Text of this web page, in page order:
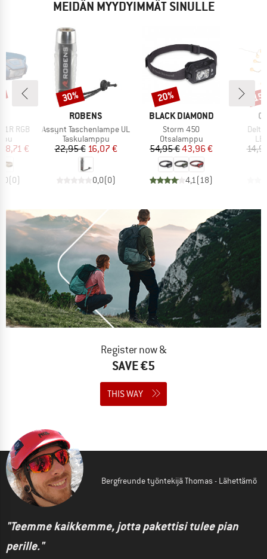
MEIDÄN MYYDYIMMÄT SINULLE
RGB
hinta
48,71 €
(0)
MERKKI
ROBENS
Tuote
Assynt Taschenlampe UL
Tuoteryhmä
Taskulamppu
Hinta
22,95 €Alennettu hinta
16,07 €
0,0(0)
Alennus
30%
MERKKI
BLACK DIAMOND
Tuote
Storm 450
Tuoteryhmä
Otsalamppu
Hinta
54,95 €Alennettu hinta
43,96 €
4,1( 18)
Alennus
20%
Tuote
Register now &
SAVE €5
THIS WAY
Bergfreunde työntekijä Thomas - Lähettämö
"Teemme kaikkemme, jotta pakettisi tulee pian
perille."